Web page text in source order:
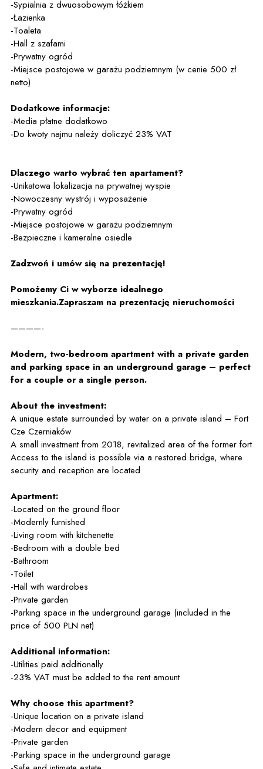
-Sypialnia z dwuosobowym łóżkiem
-Łazienka
-Toaleta
-Hall z szafami
-Prywatny ogród
-Miejsce postojowe w garażu podziemnym (w cenie 500 zł
netto)
Dodatkowe informacje:
-Media płatne dodatkowo
-Do kwoty najmu należy doliczyć 23% VAT
Dlaczego warto wybrać ten apartament?
-Unikatowa lokalizacja na prywatnej wyspie
-Nowoczesny wystrój i wyposażenie
-Prywatny ogród
-Miejsce postojowe w garażu podziemnym
-Bezpieczne i kameralne osiedle
Zadzwoń i umów się na prezentację!
Pomożemy Ci w wyborze idealnego
mieszkania.Zapraszam na prezentację nieruchomości
————-
Modern, two-bedroom apartment with a private garden
and parking space in an underground garage – perfect
for a couple or a single person.
About the investment:
A unique estate surrounded by water on a private island – Fort
Cze Czerniaków
A small investment from 2018, revitalized area of the former fort
Access to the island is possible via a restored bridge, where
security and reception are located
Apartment:
-Located on the ground floor
-Modernly furnished
-Living room with kitchenette
-Bedroom with a double bed
-Bathroom
-Toilet
-Hall with wardrobes
-Private garden
-Parking space in the underground garage (included in the
price of 500 PLN net)
Additional information:
-Utilities paid additionally
-23% VAT must be added to the rent amount
Why choose this apartment?
-Unique location on a private island
-Modern decor and equipment
-Private garden
-Parking space in the underground garage